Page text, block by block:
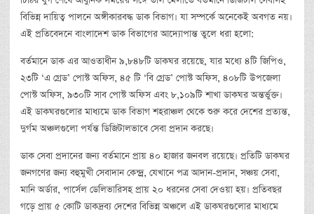
বিভিন্ন দায়িত্ব পালনে অঙ্গীকারবদ্ধ ডাক বিভাগ। যা সম্পর্কে অনেকেই অবগত নয়।
এই প্রতিবেদনে বাংলাদেশ ডাক বিভাগের আদ্যোপান্ত তুলে ধরা হলো:
বর্তমানে ডাক এর আওতাধীন ৯,৮৪৮টি ডাকঘর রয়েছে, যার মধ্যে ৪টি জিপিও,
২৩টি ‘এ গ্রেড’ পোস্ট অফিস, ৪৫ টি ‘বি গ্রেড’ পোস্ট অফিস, ৪০৮টি উপজেলা
পোস্ট অফিস, ৯৩০টি সাব পোস্ট অফিস এবং ৮,১০৯টি শাখা ডাকঘর অন্তর্ভুক্ত।
এই ডাকঘরগুলোর মাধ্যমে ডাক বিভাগ শহরাঞ্চল থেকে শুরু করে দেশের প্রত্যন্ত,
দুর্গম অঞ্চলগুলো পর্যন্ত ডিজিটালভাবে সেবা প্রদান করছে।
ডাক সেবা প্রদানের জন্য বর্তমানে প্রায় ৪০ হাজার জনবল রয়েছে। প্রতিটি ডাকঘর
জনগণের জন্য বহুমুখী সেবাদান কেন্দ্র্র, যেখানে পত্র আদান-প্রদান, সঞ্চয় সেবা,
মানি অর্ডার, পার্সেল ডেলিভারিসহ প্রায় ২০ ধরনের সেবা দেওয়া হয়। প্রতিবছর
গড়ে প্রায় ৫ কোটি ডাকদ্রব্য দেশের বিভিন্ন অঞ্চলে এই ডাকঘরগুলোর মাধ্যমে